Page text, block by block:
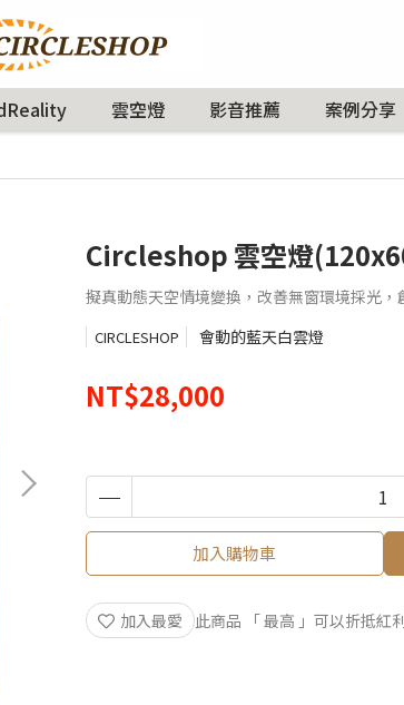
雲空燈 影音推薦 案例分享
Circleshop 雲空燈
擬真動態天空情境變換，改善無窗環境採光，
CIRCLESHOP 會動的藍天白雲燈
NT$28,000
加入購物車
加入最愛 此商品 「 最高 」可以折抵紅